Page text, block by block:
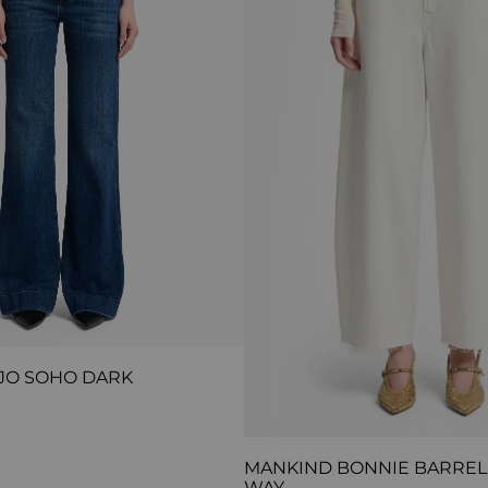
SOHO DARK
MANKIND BONNIE